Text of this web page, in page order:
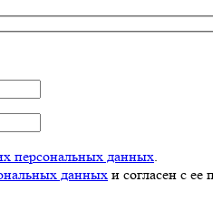
персональных данных.
данных и согласен с